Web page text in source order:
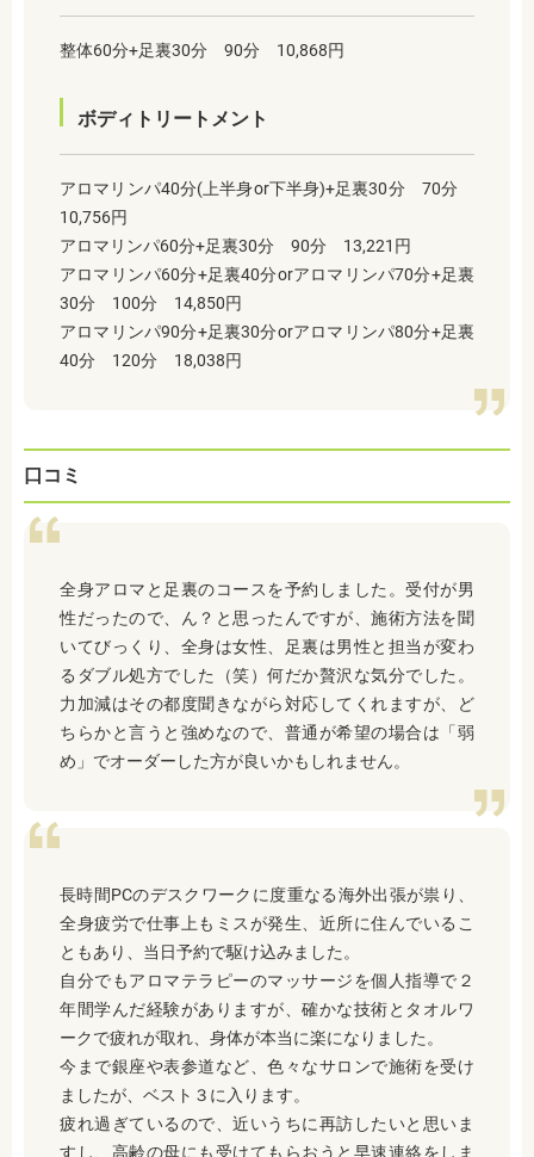
整体60分+足裏30分 90分 10,868円
ボディトリートメント
アロマリンパ40分(上半身or下半身)+足裏30分 70分
10,756円
アロマリンパ60分+足裏30分 90分 13,221円
アロマリンパ60分+足裏40分orアロマリンパ70分+足裏
30分 100分 14,850円
アロマリンパ90分+足裏30分orアロマリンパ80分+足裏
40分 120分 18,038円
口コミ
全身アロマと足裏のコースを予約しました。受付が男
性だったので、ん？と思ったんですが、施術方法を聞
いてびっくり、全身は女性、足裏は男性と担当が変わ
るダブル処方でした（笑）何だか贅沢な気分でした。
力加減はその都度聞きながら対応してくれますが、ど
ちらかと言うと強めなので、普通が希望の場合は「弱
め」でオーダーした方が良いかもしれません。
長時間PCのデスクワークに度重なる海外出張が祟り、
全身疲労で仕事上もミスが発生、近所に住んでいるこ
ともあり、当日予約で駆け込みました。
自分でもアロマテラピーのマッサージを個人指導で２
年間学んだ経験がありますが、確かな技術とタオルワ
ークで疲れが取れ、身体が本当に楽になりました。
今まで銀座や表参道など、色々なサロンで施術を受け
ましたが、ベスト３に入ります。
疲れ過ぎているので、近いうちに再訪したいと思いま
すし、高齢の母にも受けてもらおうと早速連絡をしま